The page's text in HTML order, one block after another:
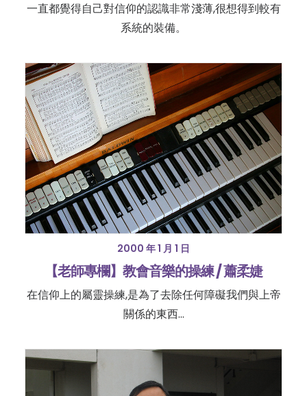
一直都覺得自己對信仰的認識非常淺薄,很想得到較有
系統的裝備。
2000 年 1 月 1 日
【老師專欄】教會音樂的操練 / 蕭柔婕
在信仰上的屬靈操練,是為了去除任何障礙我們與上帝
關係的東西...